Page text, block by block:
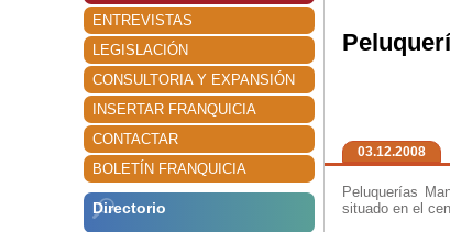
ENTREVISTAS
LEGISLACIÓN
CONSULTORIA Y EXPANSIÓN
INSERTAR FRANQUICIA
CONTACTAR
BOLETÍN FRANQUICIA
Directorio
03.12.2008
Peluquerías
situado en el